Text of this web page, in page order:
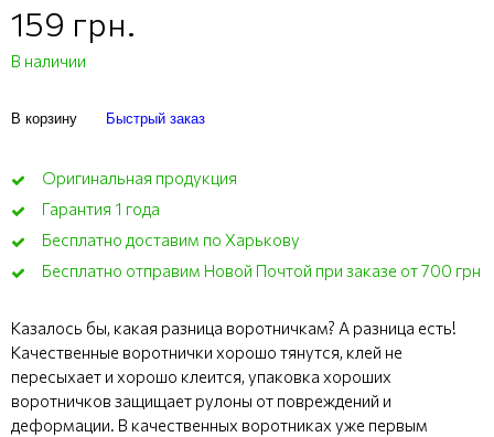
159 грн.
В наличии
В корзину Быстрый заказ
Оригинальная продукция
Гарантия 1 года
Бесплатно доставим по Харькову
Бесплатно отправим Новой Почтой при заказе от 700 грн
Казалось бы, какая разница воротничкам? А разница есть!
Качественные воротнички хорошо тянутся, клей не
пересыхает и хорошо клеится, упаковка хороших
воротничков защищает рулоны от повреждений и
деформации. В качественных воротниках уже первым